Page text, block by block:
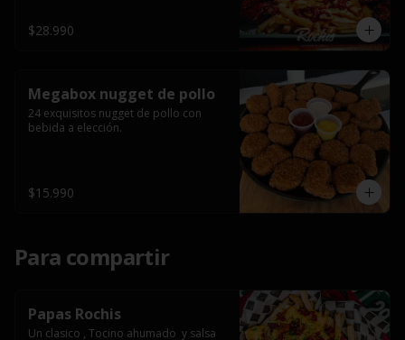
$28.990
Megabox nugget de pollo
24 exquisitos nugget de pollo con
bebida a elección.
$15.990
Para compartir
Papas Rochis
Un clasico , Tocino ahumado  y salsa